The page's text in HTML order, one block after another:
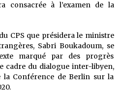
moi, je vais tomber ! »
consacrée à l’examen de la
CPS que présidera le ministre
Sabri Boukadoum, se
marqué par des progrès
cadre du dialogue inter-libyen,
la Conférence de Berlin sur la